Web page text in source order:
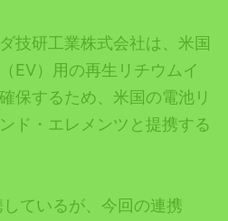
技研工業株式会社は、米国
EV）用の再生リチウムイ
保するため、米国の電池リ
ド・エレメンツと提携する
ているが、今回の連携